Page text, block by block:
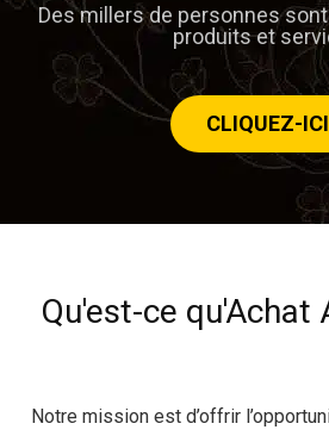
Des millers de personnes
produits et
CLIQUEZ-ICI
Qu'est-ce qu'Achat
Notre mission est d’offrir